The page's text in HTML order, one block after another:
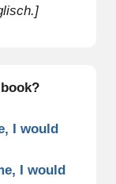
I would
I would